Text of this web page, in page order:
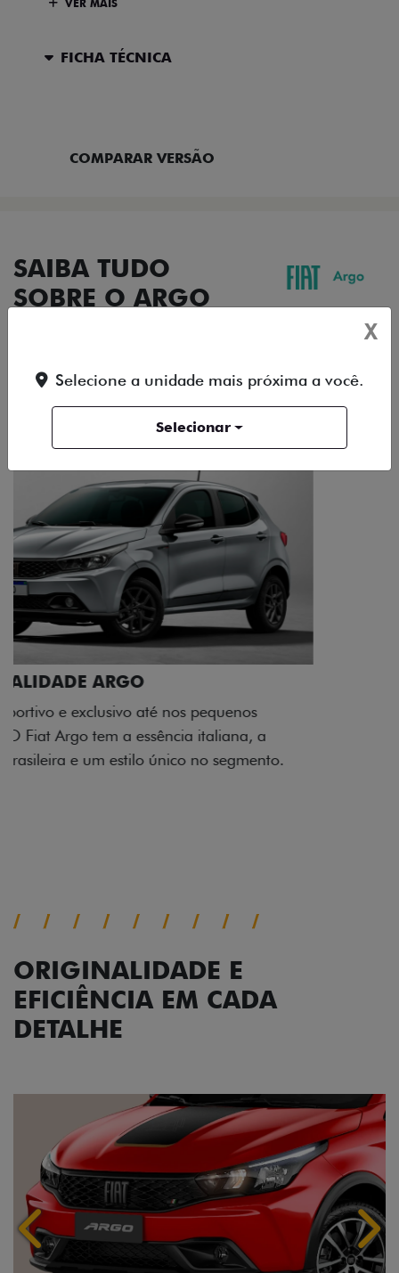
VER MAIS
FICHA TÉCNICA
COMPARAR VERSÃO
SAIBA TUDO
SOBRE O ARGO
DESIGN TECNOLOGIA PERFORMANCE
ACABAMENTO E DESIGN INTERNO
A flag italiana e o novo logo Fiat também aparecem
no interior do carro, que possui acabamento
impecável e detalhes escurecidos.
ORIGINALIDADE E
EFICIÊNCIA EM CADA
DETALHE
Anterior
X
Selecione a unidade mais próxima a você.
Selecionar